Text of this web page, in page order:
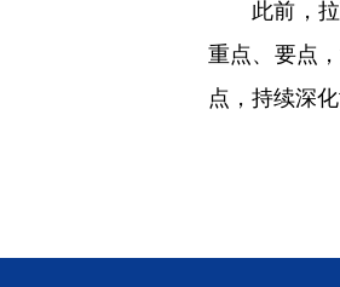
此前，拉
重点、要点
点，持续深